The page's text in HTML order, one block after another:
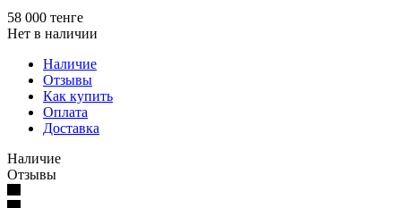
58 000 тенге
Нет в наличии
Наличие
Отзывы
Как купить
Оплата
Доставка
Наличие
Отзывы